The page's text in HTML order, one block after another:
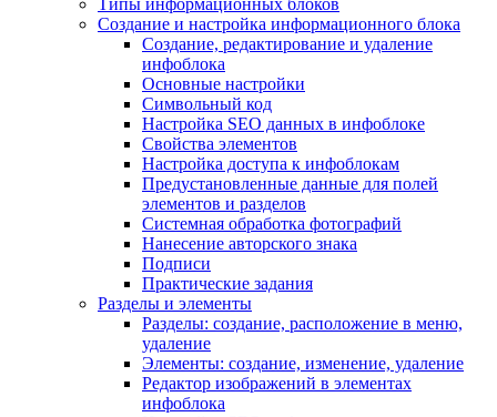
Типы информационных блоков
Создание и настройка информационного блока
Создание, редактирование и удаление
инфоблока
Основные настройки
Символьный код
Настройка SEO данных в инфоблоке
Свойства элементов
Настройка доступа к инфоблокам
Предустановленные данные для полей
элементов и разделов
Системная обработка фотографий
Нанесение авторского знака
Подписи
Практические задания
Разделы и элементы
Разделы: создание, расположение в меню,
удаление
Элементы: создание, изменение, удаление
Редактор изображений в элементах
инфоблока